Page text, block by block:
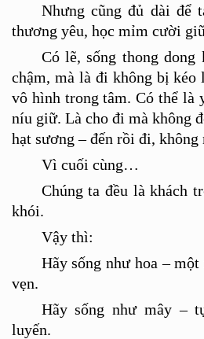
Nhưng cũng đủ dài để
thương yêu, học mỉm cười
Có lẽ, sống thong
chậm, mà là đi không bị kéo
vô hình trong tâm. Có thể là
níu giữ. Là cho đi mà không
hạt sương – đến rồi đi, không
Vì cuối cùng…
Chúng ta đều là khách
khói.
Vậy thì:
Hãy sống như hoa – một
vẹn.
Hãy sống như mây –
luyến.